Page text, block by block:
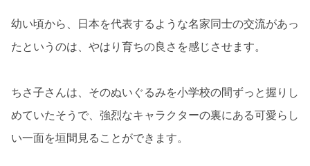
幼い頃から、日本を代表するような名家同士の交流があっ
たというのは、やはり育ちの良さを感じさせます。
ちさ子さんは、そのぬいぐるみを小学校の間ずっと握りし
めていたそうで、強烈なキャラクターの裏にある可愛らし
い一面を垣間見ることができます。